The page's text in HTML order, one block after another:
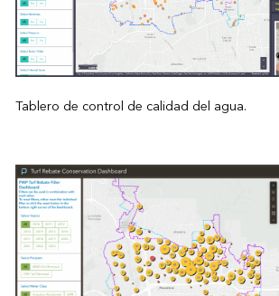
Tablero de control de calidad del agua.